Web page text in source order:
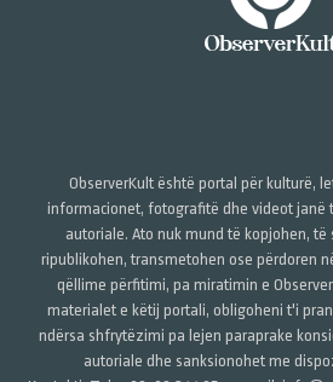
ObserverKult është portal për kulturë,
informacionet, fotografitë dhe videot janë
autoriale. Ato nuk mund të kopjohen,
ripublikohen, transmetohen ose përdoren
qëllime përfitimi, pa miratimin e
materialet e këtij portali, obligoheni t'i
ndërsa shfrytëzimi pa lejen paraprake
autoriale dhe sanksionohet me